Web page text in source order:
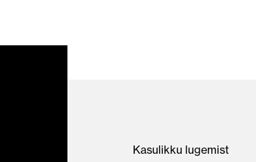
Kasulikku lugemist